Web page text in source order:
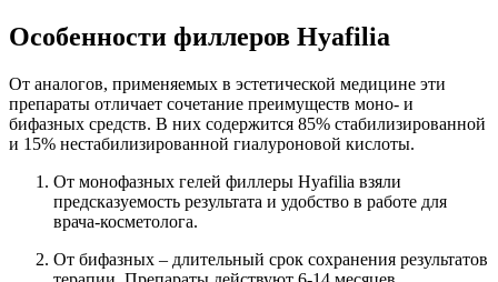
Особенности филлеров Hyafilia
От аналогов, применяемых в эстетической медицине эти
препараты отличает сочетание преимуществ моно- и
бифазных средств. В них содержится 85% стабилизированной
и 15% нестабилизированной гиалуроновой кислоты.
От монофазных гелей филлеры Hyafilia взяли
предсказуемость результата и удобство в работе для
врача-косметолога.
От бифазных – длительный срок сохранения результатов